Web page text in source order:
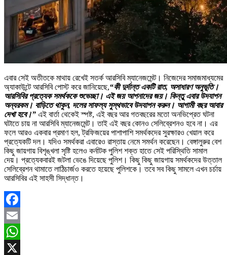
এবার সেই অতীতকে মাথায় রেখেই সতর্ক আরসিবি ম্যানেজমেন্ট। নিজেদের সমাজমাধ্যমের
অ্যাকাউন্টে আরসিবি পোস্ট করে জানিয়েছে,“কী দুর্দান্ত একটি রাত, অসাধারণ অনুভূতি।
আরসিবির প্রত্যেক সমর্থককে শুভেচ্ছা। এই জয় আপনাদের জয়। কিন্তু এবার উদযাপন
অন্যরকম। বাড়িতে থাকুন, দলের সাফল্য সুস্থভাবে উদযাপন করুন। আগামী বছর আবার
দেখা হবে।” এই বার্তা থেকেই স্পষ্ট, এই বছর আর গতবছরের মতো অনভিপ্রেত ঘটনা
ঘটাতে চায় না আরসিবি ম্যানেজমেন্ট। তাই এই বছর কোনও সেলিব্রেশনও হবে না। এর
ফলে আরও একবার প্রমাণ হল, ট্রফিজয়ের পাশাপাশি সমর্থকদের সুরক্ষারও খেয়াল করে
প্রত্যেকটি দল। যদিও সমর্থকরা এবারেও রাস্তায় নেমে সমর্থন করেছেন। বেঙ্গালুরুর বেশ
কিছু জায়গায় বিশৃঙ্খলা সৃষ্টি হলেও কর্নাটক পুলিশ শক্ত হাতে সেই পরিস্থিতি সামাল
দেয়। প্রত্যেকবারই জটলা ভেঙে দিয়েছে পুলিশ। কিছু কিছু জায়গায় সমর্থকদের উত্তাল
সেলিব্রেশন থামাতে লাঠিচার্জও করতে হয়েছে পুলিশকে। তবে সব কিছু সামলে এখন চর্চায়
আরসিবির এই সাহসী সিদ্ধান্ত।
Facebook
Email
WhatsApp